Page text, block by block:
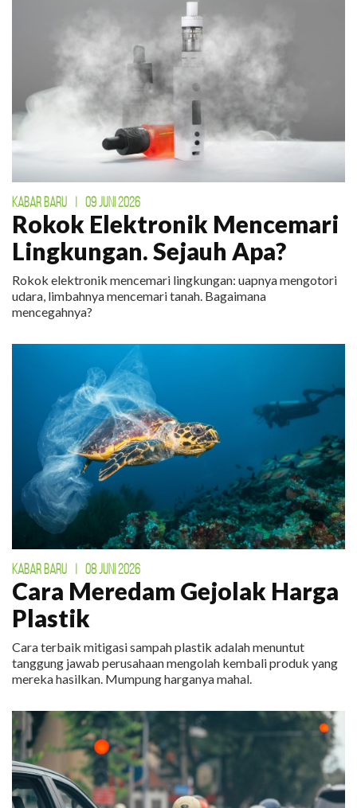
KABAR BARU 09 JUNI 2026
Rokok Elektronik Mencemari
Lingkungan. Sejauh Apa?
Rokok elektronik mencemari lingkungan: uapnya mengotori
udara, limbahnya mencemari tanah. Bagaimana
mencegahnya?
KABAR BARU 08 JUNI 2026
Cara Meredam Gejolak Harga
Plastik
Cara terbaik mitigasi sampah plastik adalah menuntut
tanggung jawab perusahaan mengolah kembali produk yang
mereka hasilkan. Mumpung harganya mahal.